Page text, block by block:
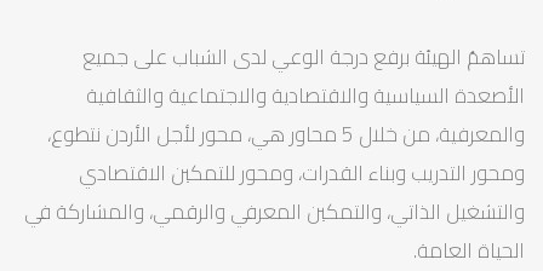
تساهمُ الهيئة برفع درجة الوعي لدى الشباب على جميع
الأصعدة السياسية والاقتصادية والاجتماعية والثقافية
والمعرفية، من خلال 5 محاور هي، محور لأجل الأردن نتطوع،
ومحور التدريب وبناء القدرات، ومحور للتمكين الاقتصادي
والتشغيل الذاتي، والتمكين المعرفي والرقمي، والمشاركة في
الحياة العامة.